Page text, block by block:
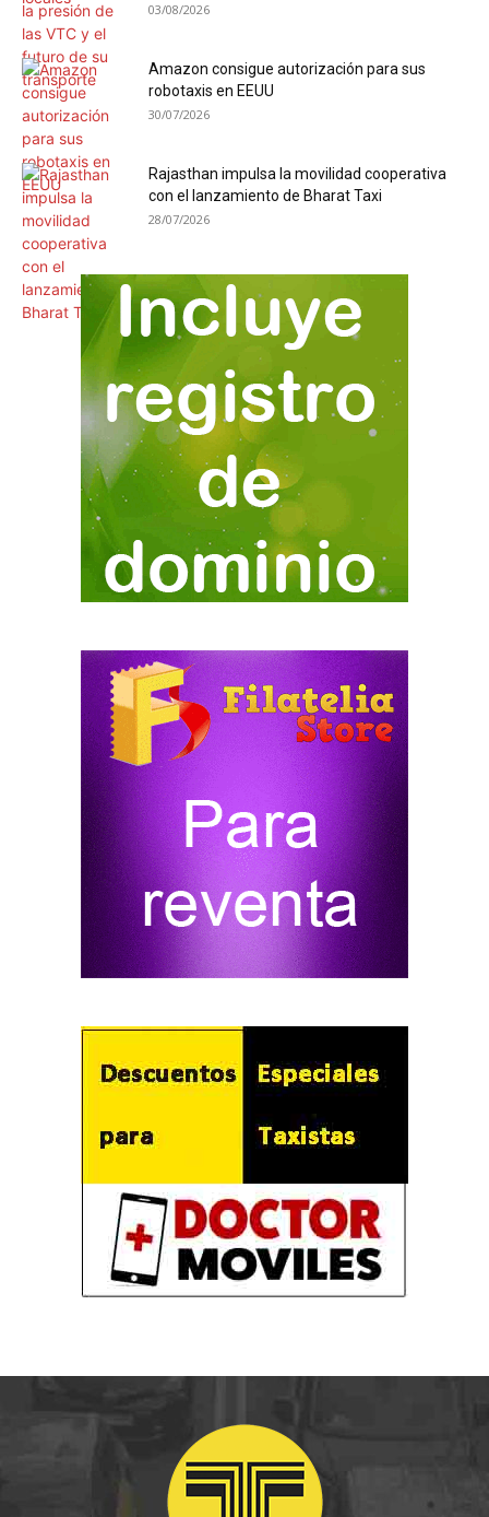
03/08/2026
Amazon consigue autorización para sus
robotaxis en EEUU
30/07/2026
Rajasthan impulsa la movilidad cooperativa
con el lanzamiento de Bharat Taxi
28/07/2026